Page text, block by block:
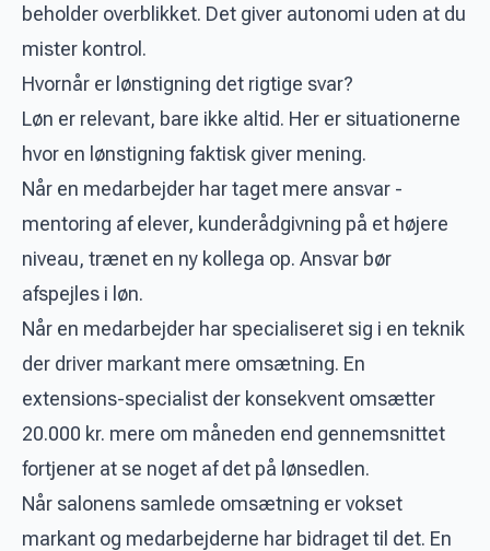
beholder overblikket. Det giver autonomi uden at du
mister kontrol.
Hvornår er lønstigning det rigtige svar?
Løn er relevant, bare ikke altid. Her er situationerne
hvor en lønstigning faktisk giver mening.
Når en medarbejder har taget mere ansvar -
mentoring af elever, kunderådgivning på et højere
niveau, trænet en ny kollega op. Ansvar bør
afspejles i løn.
Når en medarbejder har specialiseret sig i en teknik
der driver markant mere omsætning. En
extensions-specialist der konsekvent omsætter
20.000 kr. mere om måneden end gennemsnittet
fortjener at se noget af det på lønsedlen.
Når salonens samlede omsætning er vokset
markant og medarbejderne har bidraget til det. En